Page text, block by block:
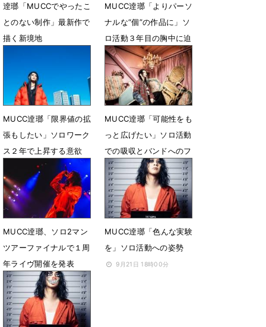
逹瑯「MUCCでやったこ
とのない制作」最新作で
描く新境地
MUCC逹瑯「よりパーソ
ナルな“個”の作品に」ソ
ロ活動３年目の胸中に迫
る
4月3日 12時00分
MUCC逹瑯「限界値の拡
張もしたい」ソロワーク
ス２年で上昇する意欲
12月6日 18時00分
MUCC逹瑯「可能性をも
っと広げたい」ソロ活動
での吸収とバンドへのフ
ィードバックとは
3月15日 12時00分
MUCC逹瑯、ソロ2マン
ツアーファイナルで１周
年ライヴ開催を発表
9月27日 12時00分
MUCC逹瑯「色んな実験
を」ソロ活動への姿勢
9月21日 18時00分